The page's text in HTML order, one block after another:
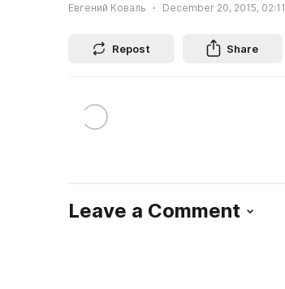
Евгений Коваль December 20, 2015, 02:11
Repost Share
Leave a Comment